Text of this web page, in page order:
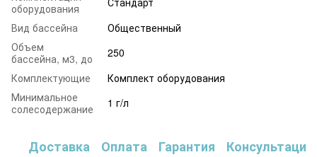
оборудования
Вид бассейна
Общественный
Объем
бассейна, м3, до
250
Комплектующие
Комплект оборудования
Минимальное
солесодержание
1 г/л
Доставка Оплата Гарантия Консультация